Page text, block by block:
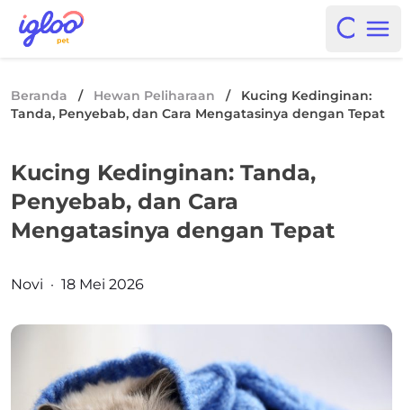
Skip to content
Igloo Blog
Open
Beranda / Hewan Peliharaan /
Kucing Kedinginan:
Tanda, Penyebab, dan Cara Mengatasinya dengan Tepat
Kucing Kedinginan: Tanda,
Penyebab, dan Cara
Mengatasinya dengan Tepat
Posted by
Novi · 18 Mei 2026